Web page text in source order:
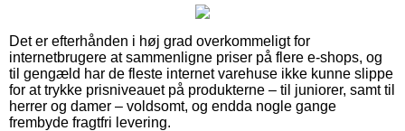
Det er efterhånden i høj grad overkommeligt for
internetbrugere at sammenligne priser på flere e-shops, og
til gengæld har de fleste internet varehuse ikke kunne slippe
for at trykke prisniveauet på produkterne – til juniorer, samt til
herrer og damer – voldsomt, og endda nogle gange
frembyde fragtfri levering.